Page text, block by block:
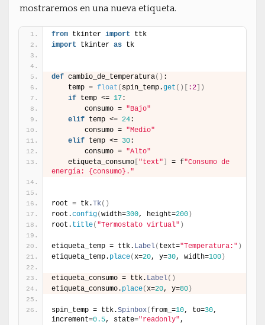
mostraremos en una nueva etiqueta.
from tkinter import ttk
import tkinter as tk
def cambio_de_temperatura( ) :
    temp =
float ( spin_temp.get ( ) :2
)
if temp <= 17:
        consumo =
"Bajo"
elif temp <= 24:
        consumo =
"Medio"
elif temp <= 30:
        consumo =
"Alto"
    etiqueta_consumo
"text" = f"Consumo de
energía: {consumo}."
root = tk.Tk( )
root.config(width=300, height=200 )
root. title( "Termostato virtual" )
etiqueta_temp = ttk. Label( text="Temperatura:" )
etiqueta_temp. place(x=20, y=30, width=100 )
etiqueta_consumo = ttk. Label( )
etiqueta_consumo. place(x=20, y=80 )
spin_temp = ttk.Spinbox(from_=10, to=30,
increment=0.5, state="readonly",